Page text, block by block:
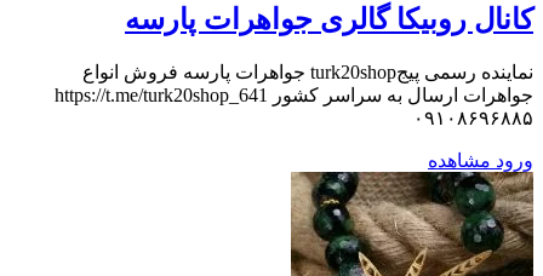
کانال روبیکا گالری جواهرات پارسه
نماینده رسمی پیجturk20shop جواهرات پارسه فروش انواع
جواهرات ارسال به سراسر کشور https://t.me/turk20shop_641
۰۹۱۰۸۶۹۶۸۸۵
ورود مشاهده